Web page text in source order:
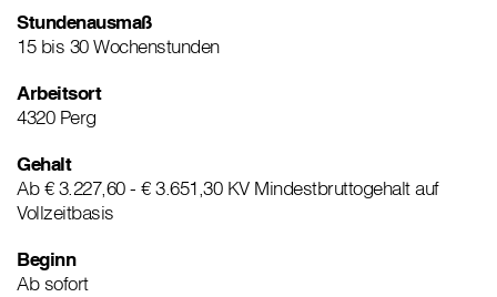
Stundenausmaß
15 bis 30 Wochenstunden
Arbeitsort
4320 Perg
Gehalt
Ab € 3.227,60 - € 3.651,30 KV Mindestbruttogehalt auf
Vollzeitbasis
Beginn
Ab sofort